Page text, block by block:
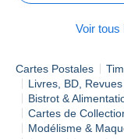
comme par
A bientôt Stéphane
Voir tous
Cartes Postales
Livres, BD, Revues
Bistrot &
Cartes de
Modélisme &